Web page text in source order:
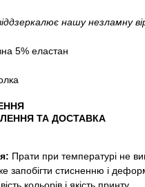
нашу незламну
5% еластан
ТА ДОСТАВКА
Прати при температурі не
запобігти стисненню і